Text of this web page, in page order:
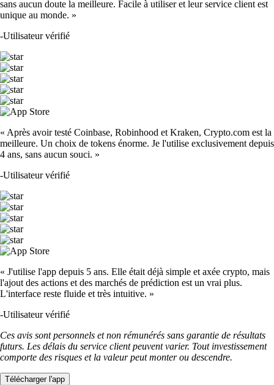
sans aucun doute la meilleure. Facile à utiliser et leur service client est
unique au monde. »
-Utilisateur vérifié
« Après avoir testé Coinbase, Robinhood et Kraken, Crypto.com est la
meilleure. Un choix de tokens énorme. Je l'utilise exclusivement depuis
4 ans, sans aucun souci. »
-Utilisateur vérifié
« J'utilise l'app depuis 5 ans. Elle était déjà simple et axée crypto, mais
l'ajout des actions et des marchés de prédiction est un vrai plus.
L'interface reste fluide et très intuitive. »
-Utilisateur vérifié
Ces avis sont personnels et non rémunérés sans garantie de résultats
futurs. Les délais du service client peuvent varier. Tout investissement
comporte des risques et la valeur peut monter ou descendre.
Télécharger l'app